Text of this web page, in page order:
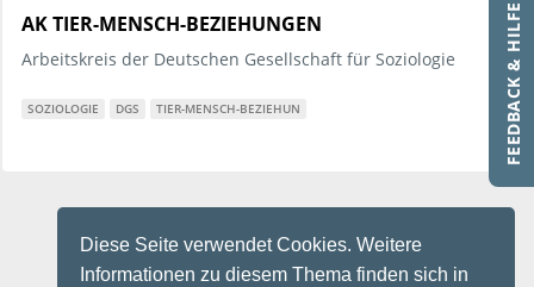
Diese Seite verwendet Cookies. Weitere
Informationen zu diesem Thema finden sich in
FEEDBACK & HILFE
AK TIER-MENSCH-BEZIEHUNGEN
Arbeitskreis der Deutschen Gesellschaft für Soziologie
SOZIOLOGIE DGS TIER-MENSCH-BEZIEHUN